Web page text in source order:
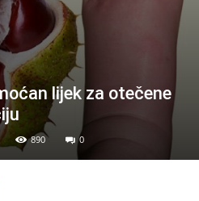
lijek za otečene
890 0